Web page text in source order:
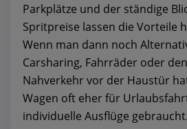
Parkplätze und der ständige
Spritpreise lassen die Vorteile
Wenn man dann noch
Carsharing, Fahrräder oder
Nahverkehr vor der Haustür
Wagen oft eher für
individuelle Ausflüge